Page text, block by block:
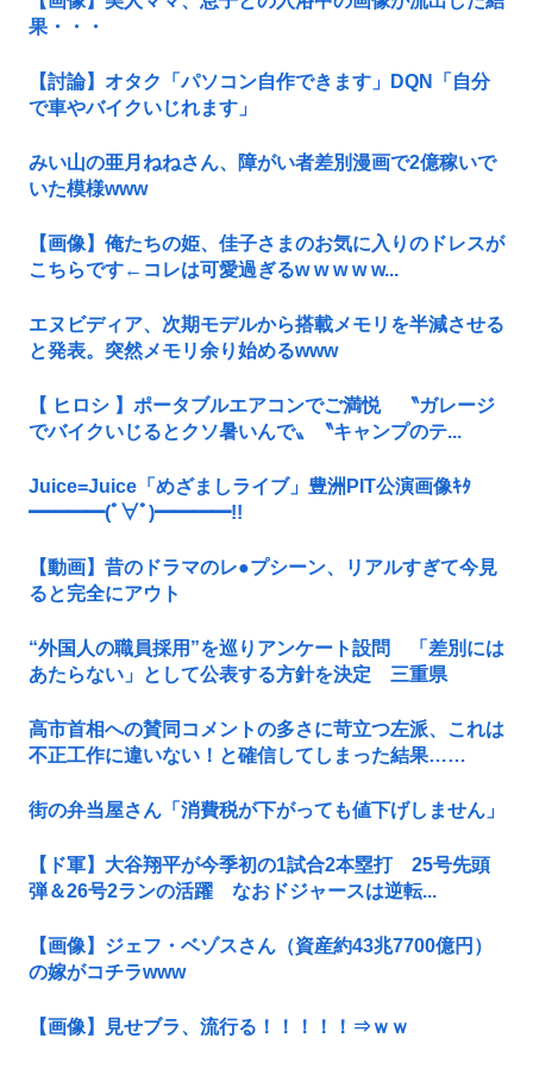
果・・・
【討論】オタク「パソコン自作できます」DQN「自分
で車やバイクいじれます」
みい山の亜月ねねさん、障がい者差別漫画で2億稼いで
いた模様www
【画像】俺たちの姫、佳子さまのお気に入りのドレスが
こちらです←コレは可愛過ぎるw w w w w...
エヌビディア、次期モデルから搭載メモリを半減させる
と発表。突然メモリ余り始めるwww
【 ヒロシ 】ポータブルエアコンでご満悦 〝ガレージ
でバイクいじるとクソ暑いんで〟〝キャンプのテ...
Juice=Juice「めざましライブ」豊洲PIT公演画像ｷﾀ
━━━━(ﾟ∀ﾟ)━━━━!!
【動画】昔のドラマのレ●プシーン、リアルすぎて今見
ると完全にアウト
“外国人の職員採用”を巡りアンケート設問 「差別には
あたらない」として公表する方針を決定 三重県
高市首相への賛同コメントの多さに苛立つ左派、これは
不正工作に違いない！と確信してしまった結果……
街の弁当屋さん「消費税が下がっても値下げしません」
【ド軍】大谷翔平が今季初の1試合2本塁打 25号先頭
弾＆26号2ランの活躍 なおドジャースは逆転...
【画像】ジェフ・ベゾスさん（資産約43兆7700億円）
の嫁がコチラwww
【画像】見せブラ、流行る！！！！！⇒ｗｗ